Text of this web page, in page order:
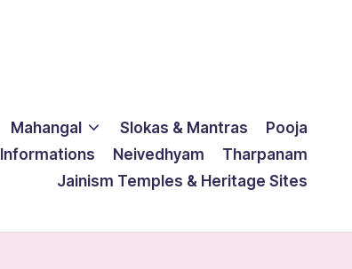
Mahangal Slokas & Mantras
Pooja
Informations Neivedhyam
Tharpanam
Jainism Temples & Heritage Sites